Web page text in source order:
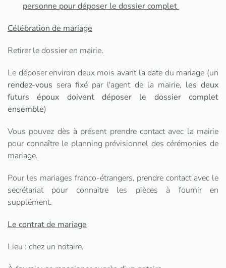
personne pour déposer le dossier complet
Célébration de mariage
Retirer le dossier en mairie.
Le déposer environ deux mois avant la date du mariage (un
rendez-vous sera fixé par l'agent de la mairie, les deux
futurs époux doivent déposer le dossier complet
ensemble)
Vous pouvez dès à présent prendre contact avec la mairie
pour connaître le planning prévisionnel des cérémonies de
mariage.
Pour les mariages franco-étrangers, prendre contact avec le
secrétariat pour connaitre les pièces à fournir en
supplément.
Le contrat de mariage
Lieu : chez un notaire.